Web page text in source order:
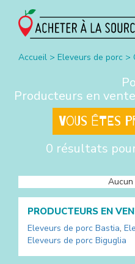
Accueil > Eleveurs de porc >
Producteurs en
Vous êtes
0 résultats
PRODUCTEURS EN
Eleveurs de porc Bastia,
Eleveurs de porc Biguglia